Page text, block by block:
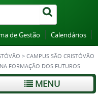
de Gestão Calendários
> CAMPUS SÃO CRISTÓVÃO
FORMAÇÃO DOS FUTUROS
MENU